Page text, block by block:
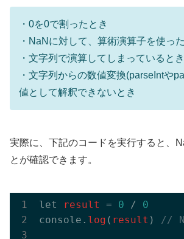
・0を0で割ったとき
・NaNに対して、算術演算子を使っ
・文字列で演算してしまっているとき
・文字列からの数値変換(parseIntや
値として解釈できないとき
実際に、下記のコードを実行すると、
とが確認できます。
let result = 0 / 0
console. log ( result ) //